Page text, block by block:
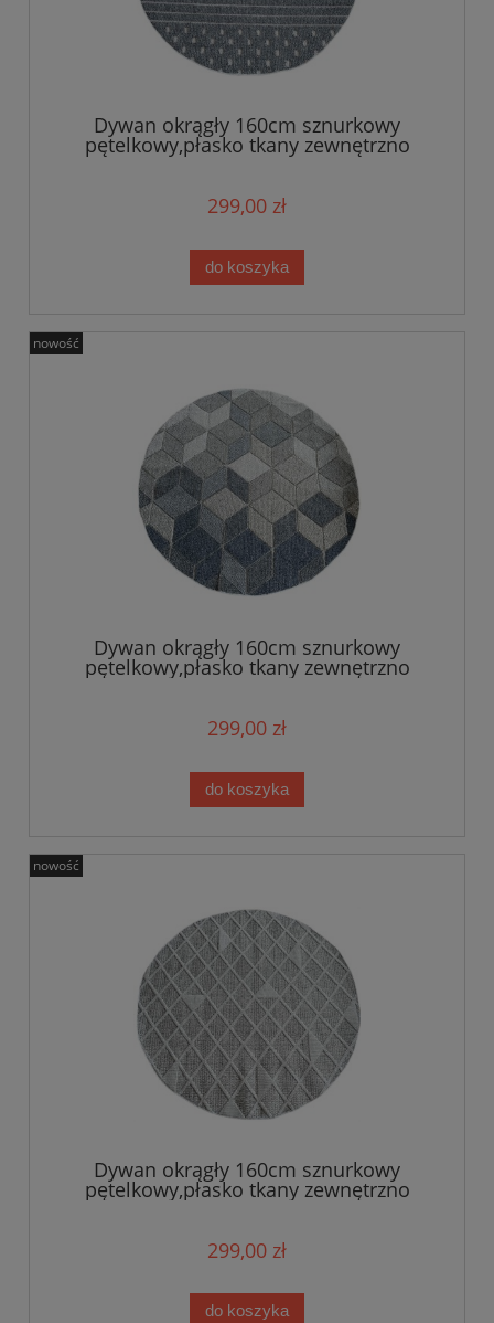
Dywan okrągły 160cm sznurkowy
pętelkowy,płasko tkany zewnętrzno
wewnętrzny EVEL
299,00 zł
do koszyka
Dywan okrągły 160cm sznurkowy
pętelkowy,płasko tkany zewnętrzno
wewnętrzny EVEL
299,00 zł
do koszyka
nowość
Dywan okrągły 160cm sznurkowy
pętelkowy,płasko tkany zewnętrzno
wewnętrzny EVEL
299,00 zł
do koszyka
nowość